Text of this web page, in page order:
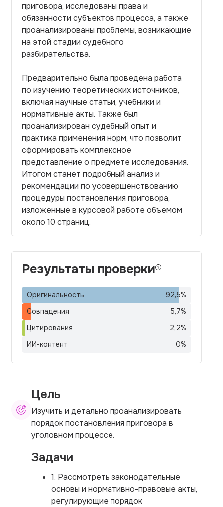
приговора, исследованы права и
обязанности субъектов процесса, а также
проанализированы проблемы, возникающие
на этой стадии судебного
разбирательства.
Предварительно была проведена работа
по изучению теоретических источников,
включая научные статьи, учебники и
нормативные акты. Также был
проанализирован судебный опыт и
практика применения норм, что позволит
сформировать комплексное
представление о предмете исследования.
Итогом станет подробный анализ и
рекомендации по усовершенствованию
процедуры постановления приговора,
изложенные в курсовой работе объемом
около 10 страниц.
Результаты проверки
Оригинальность 92,5%
Совпадения
5,7%
Цитирования
2,2%
ИИ-контент
0%
Цель
Изучить и детально проанализировать
порядок постановления приговора в
уголовном процессе.
Задачи
1. Рассмотреть законодательные
основы и нормативно-правовые акты,
регулирующие порядок